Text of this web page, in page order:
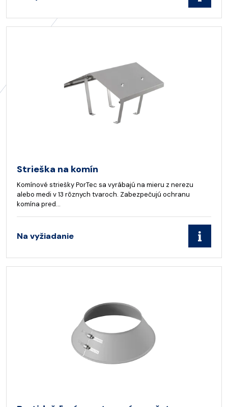
Strieška na komín
Komínové striešky PorTec sa vyrábajú na mieru z nerezu
alebo medi v 13 rôznych tvaroch. Zabezpečujú ochranu
komína pred…
Na vyžiadanie